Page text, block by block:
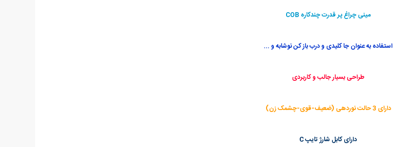
مینی چراغ پر قدرت چندکاره COB
استفاده به عنوان جا کلیدی و درب باز کن نوشابه و ...
طراحی بسیار جالب و کاربردی
دارای 3 حالت نوردهی (ضعیف-قوی-چشمک زن)
دارای کابل شارژ تایپ C